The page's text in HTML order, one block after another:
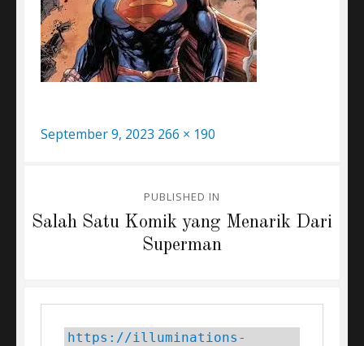
Posted
September 9, 2023 Full
266 × 190
navigation
PUBLISHED IN
Salah Satu Komik yang Menarik Dari
Superman
https://illuminations-